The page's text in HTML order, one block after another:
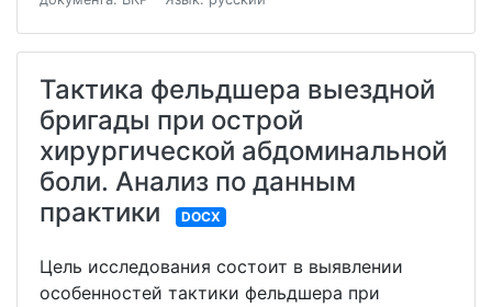
Тактика фельдшера выездной
бригады при острой
хирургической абдоминальной
боли. Анализ по данным
практики
DOCX
Цель исследования состоит в выявлении
особенностей тактики фельдшера при